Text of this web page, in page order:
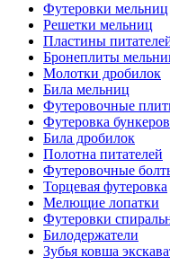
Футеровки мельниц
Решетки мельниц
Пластины
Бронеплиты
Молотки дробилок
Била мельниц
Футеровочные
Футеровка бункеров
Била дробилок
Полотна питателей
Футеровочные
Торцевая футеровка
Мелющие лопатки
Футеровки
Билодержатели
Зубья ковша